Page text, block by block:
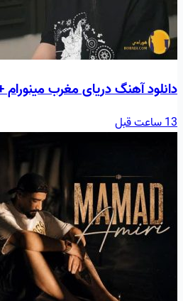
دانلود آهنگ دریای مغرب
13 ساعت قبل